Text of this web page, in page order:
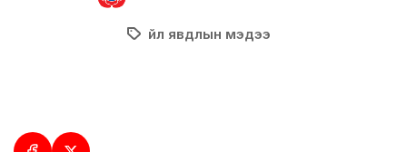
Үйл явдлын мэдээ